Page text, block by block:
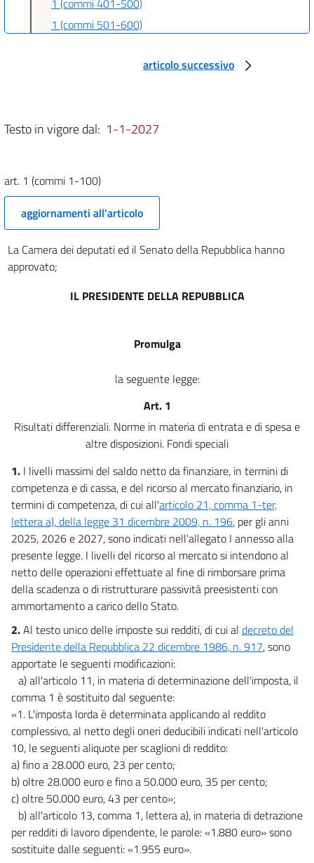
1 (commi 401-500)
1 (commi 501-600)
PARTE II
3
5
6
7
14
16
17
18
19
20
21
Allegati
Allegato I
Allegato I
Allegato II
Allegato II
Allegato III
Allegato III
Allegato IV
Allegato IV
Allegato V
Allegato V
articolo successivo
Testo in vigore dal: 1-1-2027
art. 1 (commi 1-100)
aggiornamenti all'articolo
La Camera dei deputati ed il Senato della Repubblica hanno
approvato;
IL PRESIDENTE DELLA REPUBBLICA
Promulga
la seguente legge:
Art. 1
Risultati differenziali. Norme in materia di entrata e di spesa e
altre disposizioni. Fondi speciali
1. I livelli massimi del saldo netto da finanziare, in termini di
competenza e di cassa, e del ricorso al mercato finanziario, in
termini di competenza, di cui all'articolo 21, comma 1-ter,
lettera a), della legge 31 dicembre 2009, n. 196, per gli anni
2025, 2026 e 2027, sono indicati nell'allegato I annesso alla
presente legge. I livelli del ricorso al mercato si intendono al
netto delle operazioni effettuate al fine di rimborsare prima
della scadenza o di ristrutturare passività preesistenti con
ammortamento a carico dello Stato.
2.Al testo unico delle imposte sui redditi, di cui al decreto del
Presidente della Repubblica 22 dicembre 1986, n. 917, sono
apportate le seguenti modificazioni:
a) all'articolo 11, in materia di determinazione dell'imposta, il
comma 1 è sostituito dal seguente:
«1. L'imposta lorda è determinata applicando al reddito
complessivo, al netto degli oneri deducibili indicati nell'articolo
10, le seguenti aliquote per scaglioni di reddito:
a) fino a 28.000 euro, 23 per cento;
b) oltre 28.000 euro e fino a 50.000 euro, 35 per cento;
c) oltre 50.000 euro, 43 per cento»;
b) all'articolo 13, comma 1, lettera a), in materia di detrazione
per redditi di lavoro dipendente, le parole: «1.880 euro» sono
sostituite dalle seguenti: «1.955 euro».